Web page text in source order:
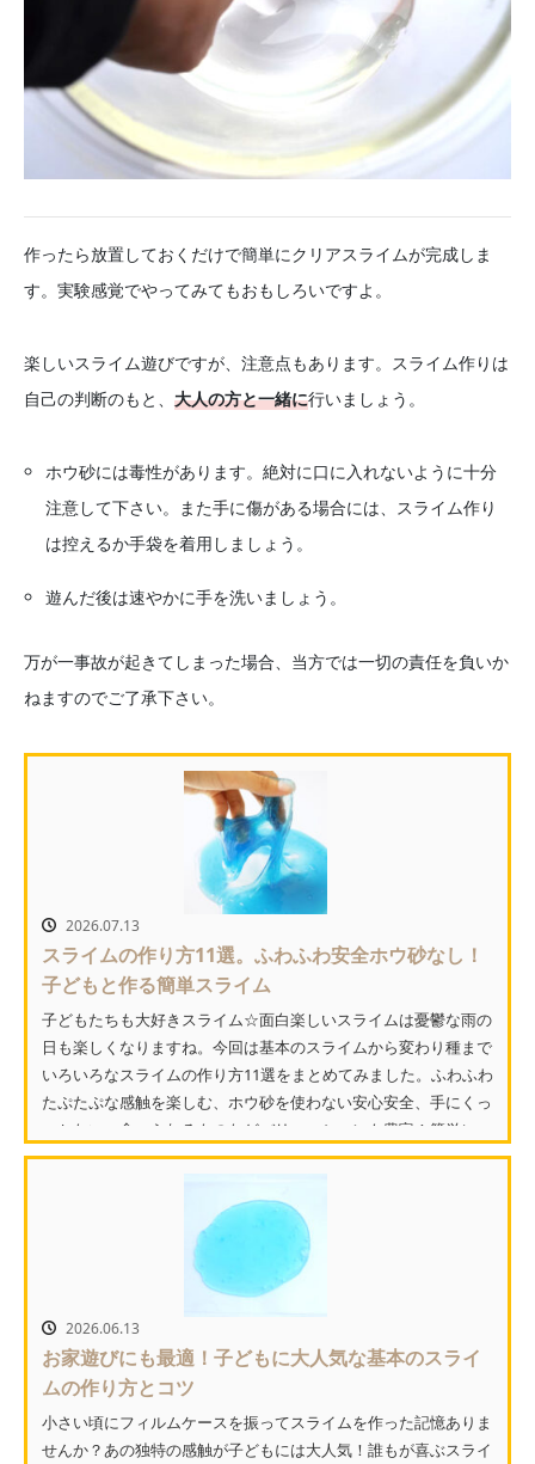
作ったら放置しておくだけで簡単にクリアスライムが完成しま
す。実験感覚でやってみてもおもしろいですよ。
楽しいスライム遊びですが、注意点もあります。スライム作りは
自己の判断のもと、 大人の方と一緒に行いましょう。
ホウ砂には毒性があります。絶対に口に入れないように十分
注意して下さい。また手に傷がある場合には、スライム作り
は控えるか手袋を着用しましょう。
遊んだ後は速やかに手を洗いましょう。
万が一事故が起きてしまった場合、当方では一切の責任を負いか
ねますのでご了承下さい。
2026.07.13
スライムの作り方11選。ふわふわ安全ホウ砂なし！
子どもと作る簡単スライム
子どもたちも大好きスライム☆面白楽しいスライムは憂鬱な雨の
日も楽しくなりますね。今回は基本のスライムから変わり種まで
いろいろなスライムの作り方11選をまとめてみました。ふわふわ
たぷたぷな感触を楽しむ、ホウ砂を使わない安心安全、手にくっ
つかない、食べられるものなどバリエーションも豊富！簡単に...
2026.06.13
お家遊びにも最適！子どもに大人気な基本のスライ
ムの作り方とコツ
小さい頃にフィルムケースを振ってスライムを作った記憶ありま
せんか？あの独特の感触が子どもには大人気！誰もが喜ぶスライ